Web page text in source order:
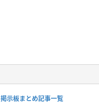
掲示板まとめ記事一覧